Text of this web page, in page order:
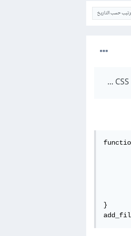
حسب التاريخ
}